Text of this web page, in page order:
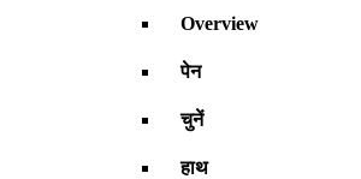
Overview
पेन
चुनें
हाथ